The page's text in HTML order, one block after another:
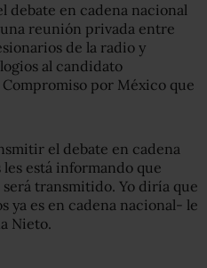
debate en cadena nacional
reunión privada entre
de la radio y
al candidato
por México que
el debate en cadena
está informando que
será transmitido. Yo diría que
ya es en cadena nacional- le
Nieto.